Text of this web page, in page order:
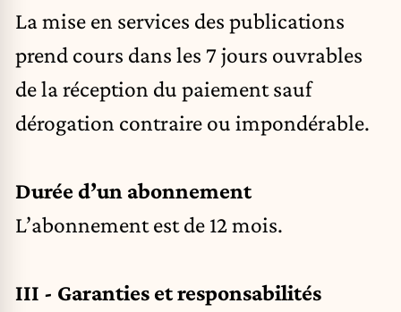
La mise en services des publications
prend cours dans les 7 jours ouvrables
de la réception du paiement sauf
dérogation contraire ou impondérable.
Durée d’un abonnement
L’abonnement est de 12 mois.
III - Garanties et responsabilités